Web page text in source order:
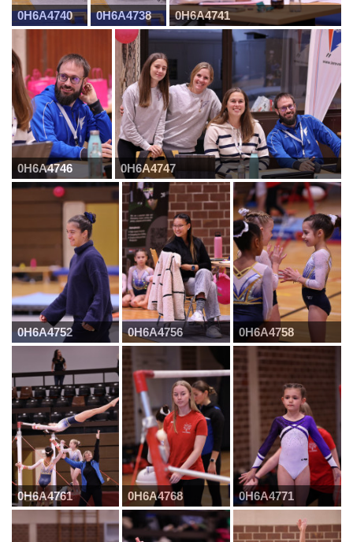
0H6A4740 0H6A4738 0H6A4741
0H6A4746 0H6A4747
0H6A4752 0H6A4756 0H6A4758
0H6A4761 0H6A4768 0H6A4771